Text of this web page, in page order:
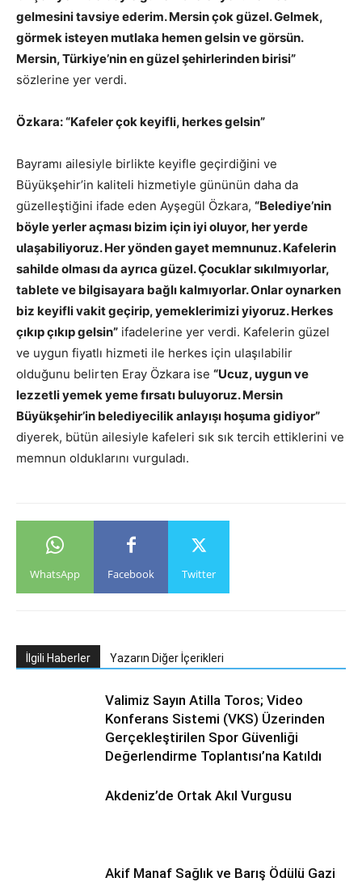
gelmesini tavsiye ederim. Mersin çok güzel. Gelmek,
görmek isteyen mutlaka hemen gelsin ve görsün.
Mersin, Türkiye’nin en güzel şehirlerinden birisi”
sözlerine yer verdi.
Özkara: “Kafeler çok keyifli, herkes gelsin”
Bayramı ailesiyle birlikte keyifle geçirdiğini ve
Büyükşehir’in kaliteli hizmetiyle gününün daha da
güzelleştiğini ifade eden Ayşegül Özkara, “Belediye’nin
böyle yerler açması bizim için iyi oluyor, her yerde
ulaşabiliyoruz. Her yönden gayet memnunuz. Kafelerin
sahilde olması da ayrıca güzel. Çocuklar sıkılmıyorlar,
tablete ve bilgisayara bağlı kalmıyorlar. Onlar oynarken
biz keyifli vakit geçirip, yemeklerimizi yiyoruz. Herkes
çıkıp çıkıp gelsin” ifadelerine yer verdi. Kafelerin güzel
ve uygun fiyatlı hizmeti ile herkes için ulaşılabilir
olduğunu belirten Eray Özkara ise “Ucuz, uygun ve
lezzetli yemek yeme fırsatı buluyoruz. Mersin
Büyükşehir’in belediyecilik anlayışı hoşuma gidiyor”
diyerek, bütün ailesiyle kafeleri sık sık tercih ettiklerini ve
memnun olduklarını vurguladı.
WhatsApp Facebook Twitter
İlgili Haberler Yazarın Diğer İçerikleri
Valimiz Sayın Atilla Toros; Video
Konferans Sistemi (VKS) Üzerinden
Gerçekleştirilen Spor Güvenliği
Değerlendirme Toplantısı’na Katıldı
Akdeniz’de Ortak Akıl Vurgusu
Akif Manaf Sağlık ve Barış Ödülü Gazi